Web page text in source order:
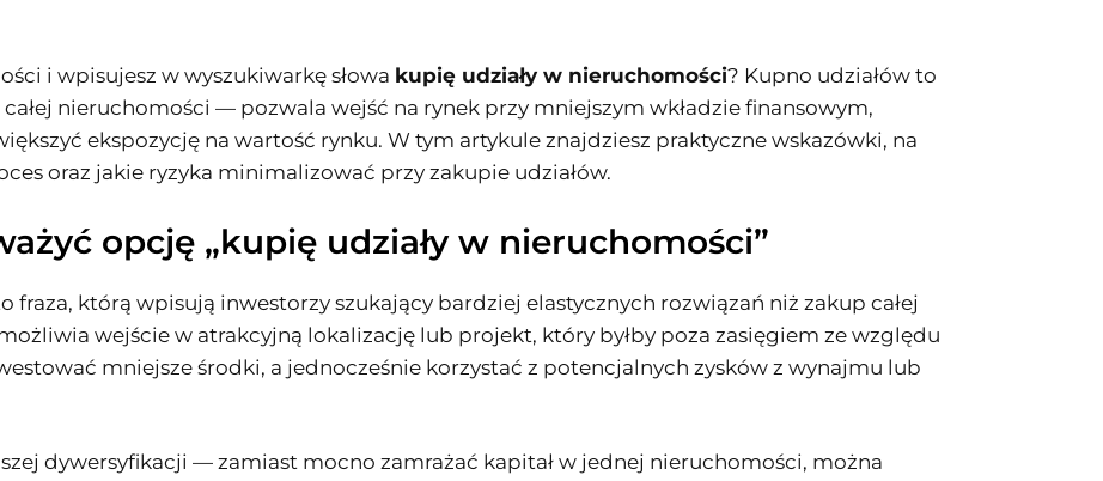
i wpisujesz w wyszukiwarkę słowa kupię udziały w nieruchomości? Kupno udziałów to
nieruchomości — pozwala wejść na rynek przy mniejszym wkładzie finansowym,
ekspozycję na wartość rynku. W tym artykule znajdziesz praktyczne wskazówki, na
oraz jakie ryzyka minimalizować przy zakupie udziałów.
opcję „kupię udziały w nieruchomości”
fraza, którą wpisują inwestorzy szukający bardziej elastycznych rozwiązań niż zakup całej
wejście w atrakcyjną lokalizację lub projekt, który byłby poza zasięgiem ze względu
mniejsze środki, a jednocześnie korzystać z potencjalnych zysków z wynajmu lub
dywersyfikacji — zamiast mocno zamrażać kapitał w jednej nieruchomości, można